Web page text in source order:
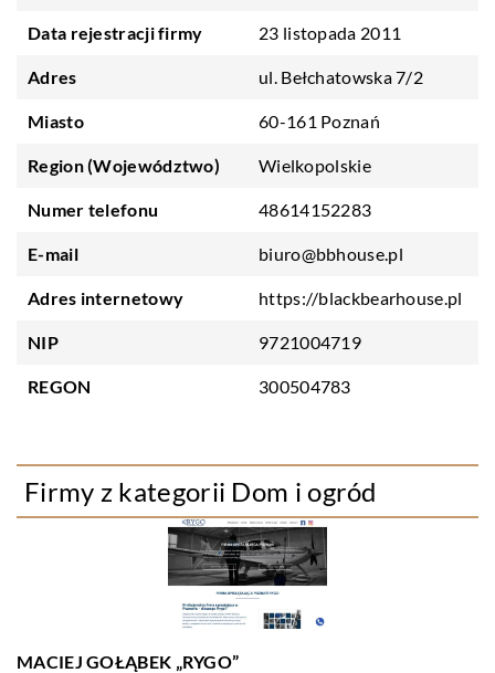
Data rejestracji firmy 23 listopada 2011
Adres ul. Bełchatowska 7/2
Miasto 60-161 Poznań
Region (Województwo) Wielkopolskie
Numer telefonu 48614152283
E-mail biuro@bbhouse.pl
Adres internetowy https://blackbearhouse.pl
NIP 9721004719
REGON 300504783
Firmy z kategorii Dom i ogród
MACIEJ GOŁĄBEK „RYGO”